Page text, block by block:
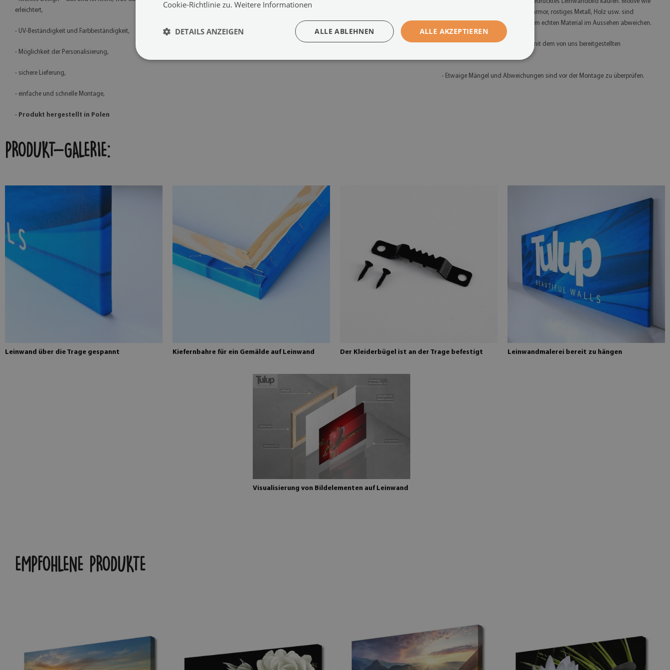
erleichtert,
- UV-Beständigkeit und Farbbeständigkeit,
- Möglichkeit der Personalisierung,
- sichere Lieferung,
- einfache und schnelle Montage,
- Produkt hergestellt in Polen
- Bitte beachten Sie, dass Sie ein bedrucktes Leinwandbild kaufen. Motive wie
z. B. Glitzer, Gold, Silber, Beton, Marmor, rostiges Metall, Holz usw. sind
aufgedruckt und können daher vom echten Material im Aussehen abweichen.
- Bitte montieren Sie das Produkt mit dem von uns bereitgestellten
- Etwaige Mängel und Abweichungen sind vor der Montage zu überprüfen.
PRODUKT-GALERIE:
Leinwand über die Trage gespannt Kiefernbahre für ein Gemälde auf Leinwand Der Kleiderbügel ist an der Trage befestigt Leinwandmalerei bereit zu hängen
Visualisierung von Bildelementen auf Leinwand
EMPFOHLENE PRODUKTE
Cookie-Richtlinie zu. Weitere Informationen
ALLE AKZEPTIEREN
ALLE ABLEHNEN
DETAILS ANZEIGEN